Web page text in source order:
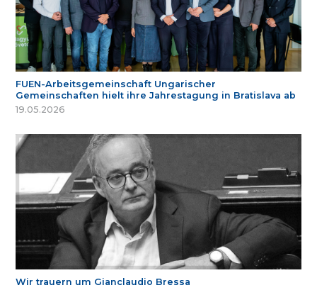
FUEN-Arbeitsgemeinschaft Ungarischer
Gemeinschaften hielt ihre Jahrestagung in Bratislava ab
19.05.2026
Wir trauern um Gianclaudio Bressa